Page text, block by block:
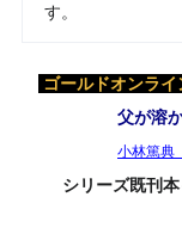
す。
ゴールドオンラ
父が溶
小林篤典
シリーズ既刊